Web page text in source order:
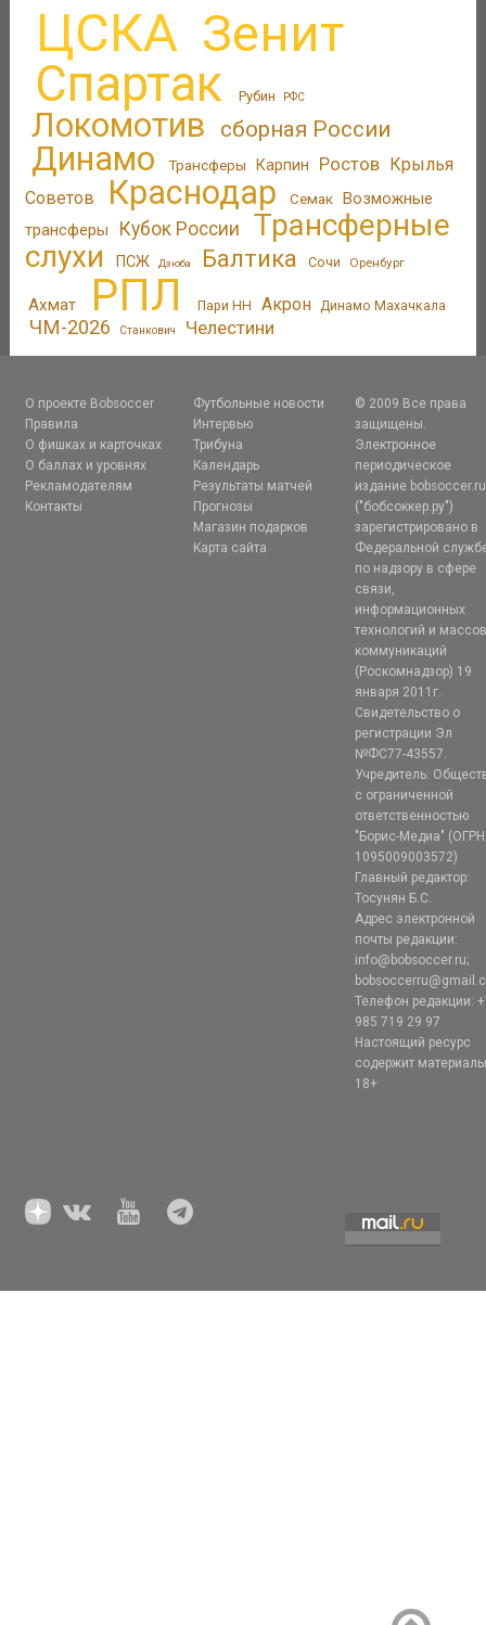
ЦСКА Зенит
Спартак Рубин РФС
Локомотив сборная России
Динамо Трансферы Карпин Ростов Крылья
Советов
Краснодар Семак Возможные
трансферы
Кубок России
Трансферные
слухи
ПСЖ Дзюба Балтика Сочи Оренбург
Ахмат РПЛ Пари НН Акрон Динамо Махачкала
ЧМ-2026 Станкович Челестини
О проекте Bobsoccer
Правила
О фишках и карточках
О баллах и уровнях
Рекламодателям
Контакты
Футбольные новости
Интервью
Трибуна
Календарь
Результаты матчей
Прогнозы
Магазин подарков
Карта сайта
© 2009 Все права
защищены.
Электронное
периодическое
издание bobsoccer.ru
("бобсоккер.ру")
зарегистрировано в
Федеральной
по надзору в сфере
связи,
информационных
технологий и
коммуникаций
(Роскомнадзор) 19
января 2011г.
Свидетельство о
регистрации Эл
№ФС77-43557.
Учредитель:
с ограниченной
ответственностью
"Борис-Медиа" (ОГРН
1095009003572)
Главный редактор:
Тосунян Б.С.
Адрес электронной
почты редакции:
info@bobsoccer.ru;
Телефон редакции:
985 719 29 97
Настоящий ресурс
содержит
18+